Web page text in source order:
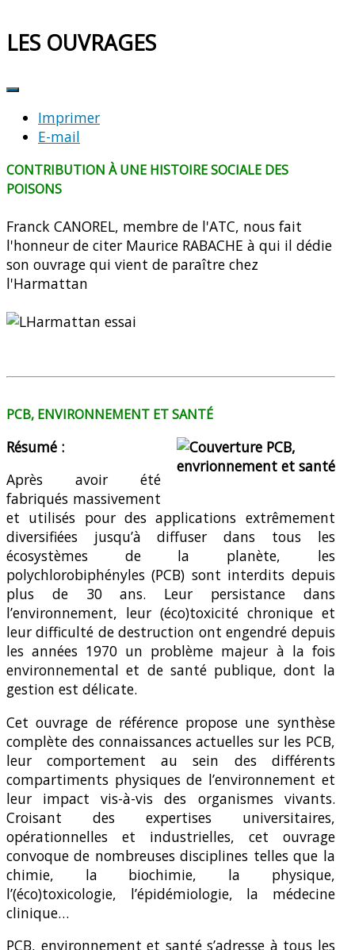
LES OUVRAGES
Imprimer
E-mail
CONTRIBUTION À UNE HISTOIRE SOCIALE DES
POISONS
Franck CANOREL, membre de l'ATC, nous fait
l'honneur de citer Maurice RABACHE à qui il dédie
son ouvrage qui vient de paraître chez
l'Harmattan
PCB, ENVIRONNEMENT ET SANTÉ
Résumé :
Après avoir été
fabriqués massivement
et utilisés pour des applications extrêmement
diversifiées jusqu’à diffuser dans tous les
écosystèmes de la planète, les
polychlorobiphényles (PCB) sont interdits depuis
plus de 30 ans. Leur persistance dans
l’environnement, leur (éco)toxicité chronique et
leur difficulté de destruction ont engendré depuis
les années 1970 un problème majeur à la fois
environnemental et de santé publique, dont la
gestion est délicate.
Cet ouvrage de référence propose une synthèse
complète des connaissances actuelles sur les PCB,
leur comportement au sein des différents
compartiments physiques de l’environnement et
leur impact vis-à-vis des organismes vivants.
Croisant des expertises universitaires,
opérationnelles et industrielles, cet ouvrage
convoque de nombreuses disciplines telles que la
chimie, la biochimie, la physique,
l’(éco)toxicologie, l’épidémiologie, la médecine
clinique…
PCB, environnement et santé s’adresse à tous les